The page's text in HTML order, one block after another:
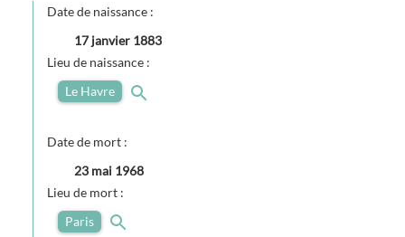
Date de naissance :
17 janvier 1883
Lieu de naissance :
Le Havre
Date de mort :
23 mai 1968
Lieu de mort :
Paris